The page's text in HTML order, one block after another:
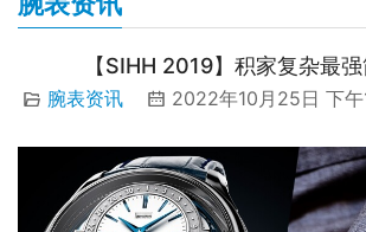
【SIHH 2019】积家复杂最
腕表资讯 2022年10月25日 下